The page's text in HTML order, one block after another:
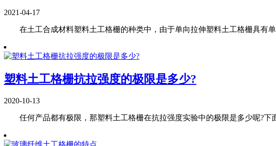
2021-04-17
在土工合成材料塑料土工格栅的种类中，由于单向拉伸塑料土工格栅具有
塑料土工格栅抗拉强度的极限是多少?
2020-10-13
任何产品都有极限，那塑料土工格栅在抗拉强度实验中的极限是多少呢?